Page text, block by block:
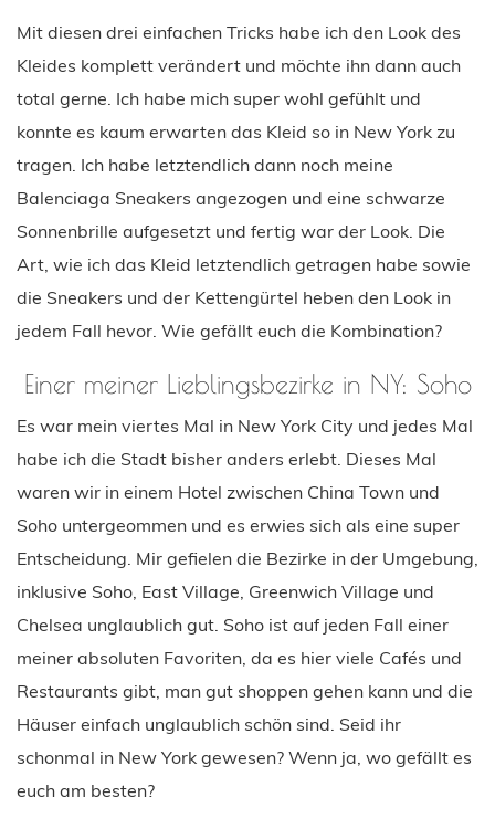
Mit diesen drei einfachen Tricks habe ich den Look des
Kleides komplett verändert und möchte ihn dann auch
total gerne. Ich habe mich super wohl gefühlt und
konnte es kaum erwarten das Kleid so in New York zu
tragen. Ich habe letztendlich dann noch meine
Balenciaga Sneakers angezogen und eine schwarze
Sonnenbrille aufgesetzt und fertig war der Look. Die
Art, wie ich das Kleid letztendlich getragen habe sowie
die Sneakers und der Kettengürtel heben den Look in
jedem Fall hevor. Wie gefällt euch die Kombination?
Einer meiner Lieblingsbezirke in NY: Soho
Es war mein viertes Mal in New York City und jedes Mal
habe ich die Stadt bisher anders erlebt. Dieses Mal
waren wir in einem Hotel zwischen China Town und
Soho untergeommen und es erwies sich als eine super
Entscheidung. Mir gefielen die Bezirke in der Umgebung,
inklusive Soho, East Village, Greenwich Village und
Chelsea unglaublich gut. Soho ist auf jeden Fall einer
meiner absoluten Favoriten, da es hier viele Cafés und
Restaurants gibt, man gut shoppen gehen kann und die
Häuser einfach unglaublich schön sind. Seid ihr
schonmal in New York gewesen? Wenn ja, wo gefällt es
euch am besten?